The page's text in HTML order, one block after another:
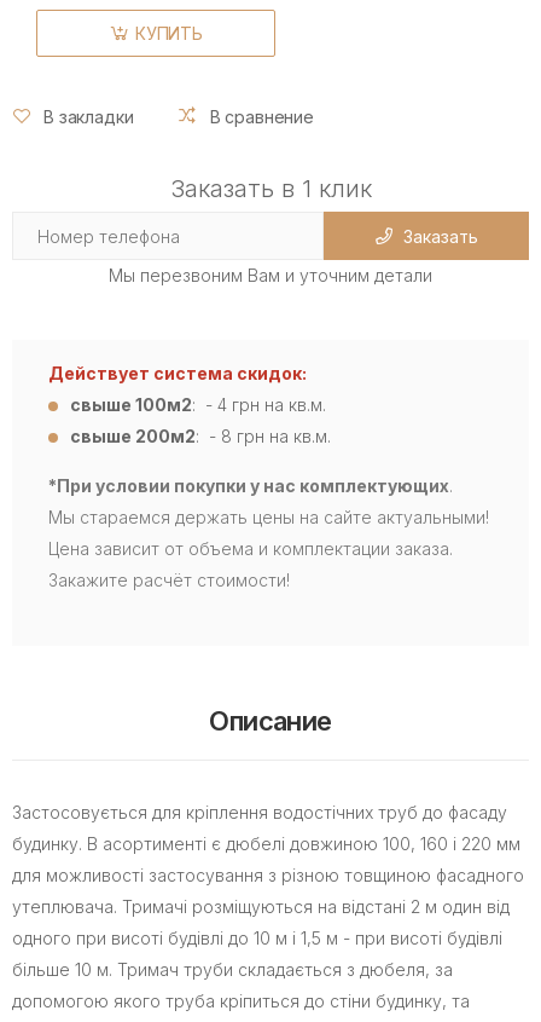
КУПИТЬ
В закладки В сравнение
Заказать в 1 клик
Заказать
Мы перезвоним Вам и уточним детали
Действует система скидок:
свыше 100м2: - 4 грн на кв.м.
свыше 200м2: - 8 грн на кв.м.
*При условии покупки у нас комплектующих.
Мы стараемся держать цены на сайте актуальными!
Цена зависит от объема и комплектации заказа.
Закажите расчёт стоимости!
Описание
Застосовується для кріплення водостічних труб до фасаду
будинку. В асортименті є дюбелі довжиною 100, 160 і 220 мм
для можливості застосування з різною товщиною фасадного
утеплювача. Тримачі розміщуються на відстані 2 м один від
одного при висоті будівлі до 10 м і 1,5 м - при висоті будівлі
більше 10 м. Тримач труби складається з дюбеля, за
допомогою якого труба кріпиться до стіни будинку, та